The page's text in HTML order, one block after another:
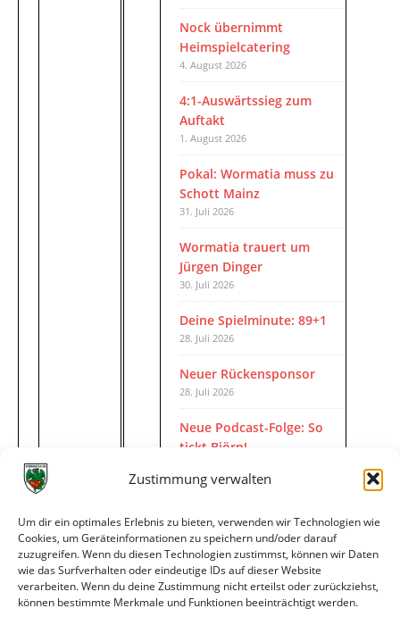
Zustimmung verwalten
Um dir ein optimales Erlebnis zu bieten, verwenden wir Technologien wie
Cookies, um Geräteinformationen zu speichern und/oder darauf
zuzugreifen. Wenn du diesen Technologien zustimmst, können wir Daten
wie das Surfverhalten oder eindeutige IDs auf dieser Website
verarbeiten. Wenn du deine Zustimmung nicht erteilst oder zurückziehst,
können bestimmte Merkmale und Funktionen beeinträchtigt werden.
Nock übernimmt
Heimspielcatering
4. August 2026
4:1-Auswärtssieg zum
Auftakt
1. August 2026
Pokal: Wormatia muss zu
Schott Mainz
31. Juli 2026
Wormatia trauert um
Jürgen Dinger
30. Juli 2026
Deine Spielminute: 89+1
28. Juli 2026
Neuer Rückensponsor
28. Juli 2026
Neue Podcast-Folge: So
tickt Björn!
27. Juli 2026
Unterhaltsamer
Abschlusstest mit später
Niederlage